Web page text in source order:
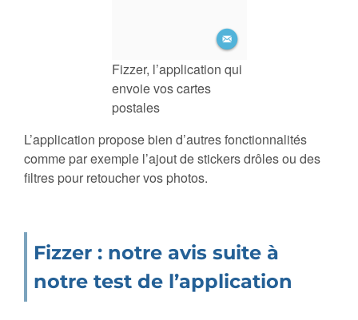
Fizzer, l’application qui
envoie vos cartes
postales
L’application propose bien d’autres fonctionnalités
comme par exemple l’ajout de stickers drôles ou des
filtres pour retoucher vos photos.
Fizzer : notre avis suite à
notre test de l’application